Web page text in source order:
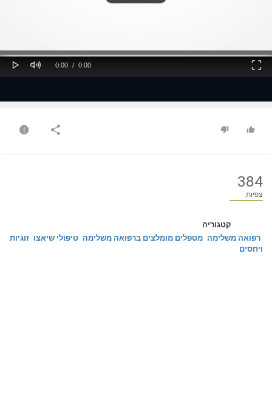
Play Mute
Current
0:00 /
Duration
0:00
Fullscreen
384
צפיות
קטגוריה
רפואה משלימה מטפלים מומלצים ברפואה משלימה טיפולי שיאצו זוגיות
ויחסים